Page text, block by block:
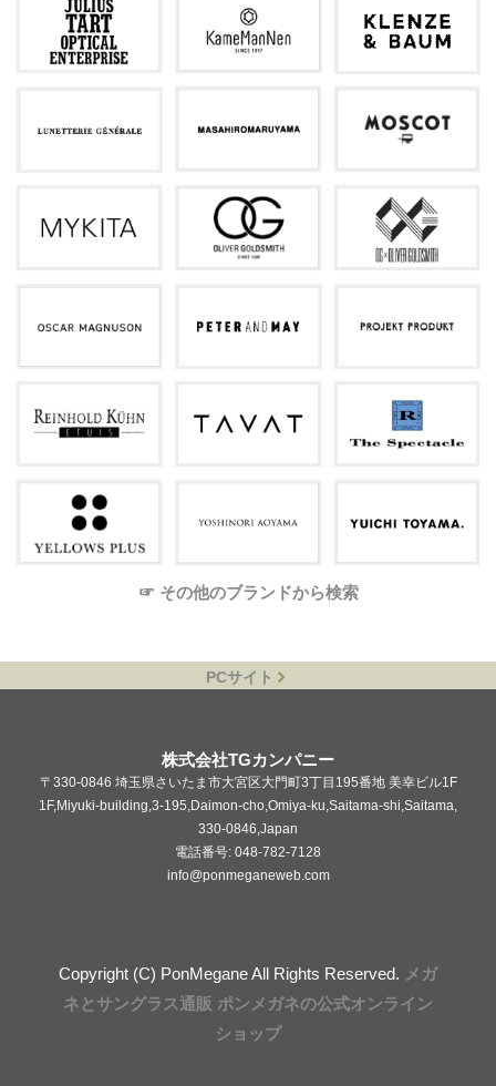
☞ その他のブランドから検索
PCサイト
株式会社TGカンパニー
〒330-0846 埼玉県さいたま市大宮区大門町3丁目195番地 美幸ビル1F
1F,Miyuki-building,3-195,Daimon-cho,Omiya-ku,Saitama-shi,Saitama,
330-0846,Japan
電話番号: 048-782-7128
info@ponmeganeweb.com
Copyright (C) PonMegane All Rights Reserved. メガ
ネとサングラス通販 ポンメガネの公式オンライン
ショップ